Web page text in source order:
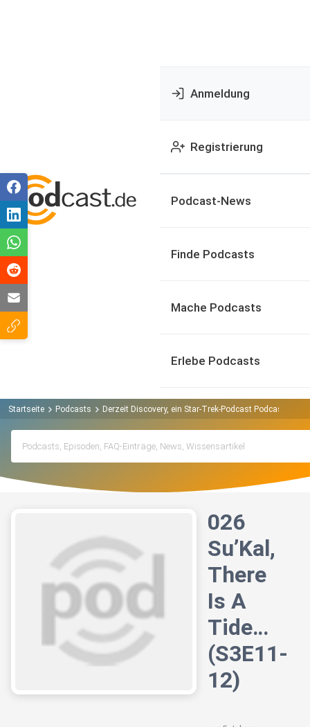
Anmeldung
Registrierung
Podcast-News
Finde Podcasts
Mache Podcasts
Erlebe Podcasts
Startseite Podcasts Derzeit Discovery, ein Star-Trek-Podcast Podcast
026
Su’Kal,
There
Is A
Tide…
(S3E11-
12)